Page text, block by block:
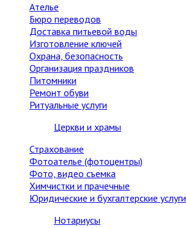
Ателье
Бюро переводов
Доставка питьевой воды
Изготовление ключей
Охрана, безопасность
Организация праздников
Питомники
Ремонт обуви
Ритуальные услуги
Церкви и храмы
Страхование
Фотоателье (фотоцентры)
Фото, видео съемка
Химчистки и прачечные
Юридические и бухгалтерские услуги
Нотариусы